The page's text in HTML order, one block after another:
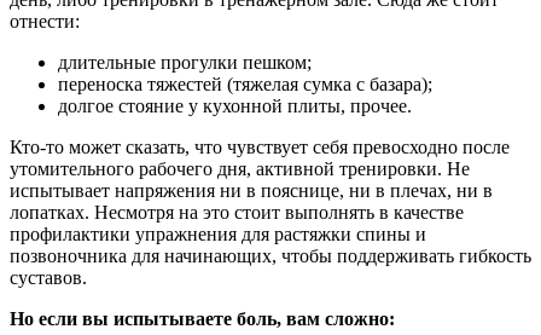
отнести:
длительные прогулки пешком;
переноска тяжестей (тяжелая сумка с базара);
долгое стояние у кухонной плиты, прочее.
Кто-то может сказать, что чувствует себя превосходно после
утомительного рабочего дня, активной тренировки. Не
испытывает напряжения ни в пояснице, ни в плечах, ни в
лопатках. Несмотря на это стоит выполнять в качестве
профилактики упражнения для растяжки спины и
позвоночника для начинающих, чтобы поддерживать гибкость
суставов.
Но если вы испытываете боль, вам сложно: